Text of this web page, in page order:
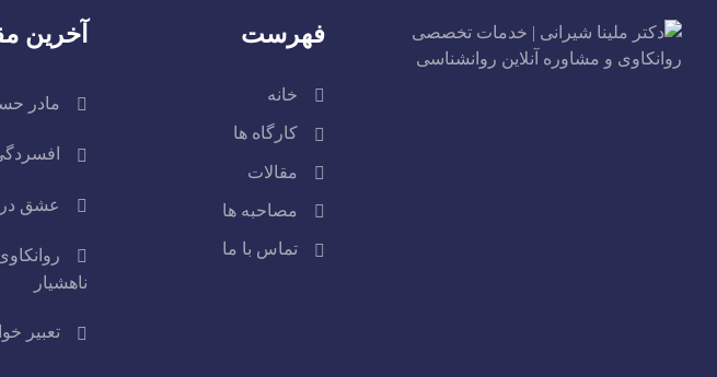
فهرست
خانه
کارگاه ها
مقالات
مصاحبه ها
تماس با ما
آخرین
مادر
عشق در
ناهشیار
تعبیر